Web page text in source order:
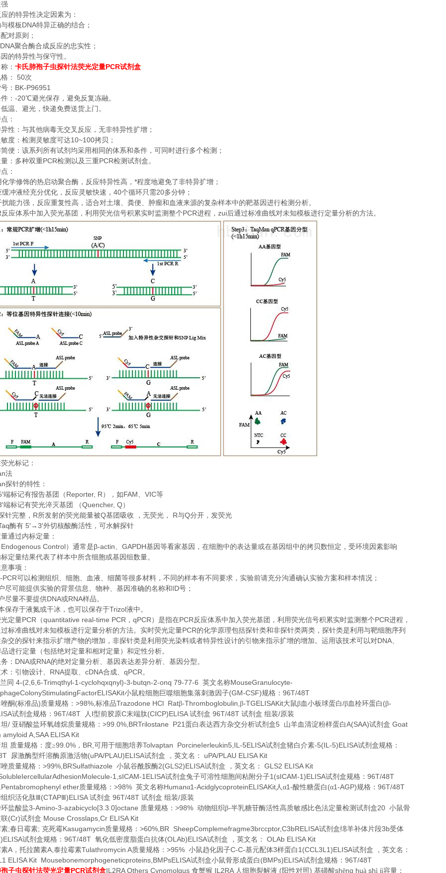
应的特异性决定因素为：
模板 DNA特异正确的结合；
对原则；
聚合酶合成反应的忠实性；
的特异性与保守性。
： 卡氏肺孢子虫探针法荧光定量PCR试剂盒
：
50次
： BK-P96951
： -20℃避光保存，避免反复冻融。
温、避光，快递免费送货上门。
：
性：与其他病毒无交叉反应，无非特异性扩增；
度：检测灵敏度可达10~100拷贝；
便：该系列所有试剂均采用相同的体系和条件，可同时进行多个检测；
：多种双重PCR检测以及三重PCR检测试剂盒。
：
化学修饰的热启动聚合酶，反应特异性高， *程度地避免了非特异扩增；
缓冲液经充分优化，反应灵敏快速， 40个循环只需20多分钟；
扰能力强，反应重复性高，适合对土壤、粪便、肿瘤和血液来源的复杂样本中的靶基因进行检测分析。
反应体系中加入荧光基团，利用荧光信号积累实时监测整个PCR进程， zui后通过标准曲线对未知模板进行定量分析的方法。
光标记：
法
探针的特性：
端标记有报告基团（ Reporter, R ），如FAM、 VIC等
端标记有荧光淬灭基团 （Quencher, Q）
针完整， R所发射的荧光能量被Q基团吸收 ，无荧光， R与Q分开，发荧光
酶有 5′→3′外切核酸酶活性，可水解探针
通过内标定量：
Endogenous Control）通常是β-actin、 GAPDH基因等看家基因，在细胞中的表达量或在基因组中的拷贝数恒定，受环境因素影响
定量结果代表了样本中所含细胞或基因组数量。
事项：
PCR可以检测组织、细胞、血液、细菌等很多材料，不同的样本有不同要求，实验前请充分沟通确认实验方案和样本情况；
尽可能提供实验的背景信息、物种、基因准确的名称和 ID号；
尽量不要提供DNA或RNA样品。
保存于液氮或干冰，也可以保存于Trizol液中。
定量PCR （quantitative real-time PCR ， qPCR ）是指在PCR反应体系中加入荧光基团，利用荧光信号积累实时监测整个PCR进程，
标准曲线对未知模板进行定量分析的方法。实时荧光定量PCR的化学原理包括探针类和非探针类两类，探针类是利用与靶细胞序列
交的探针来指示扩增产物的增加，非探针类是利用荧光染料或者特异性设计的引物来指示扩增的增加。运用该技术可以对DNA、
品进行定量（包括绝对定量和相对定量）和定性分析。
： DNA或RNA的绝对定量分析、基因表达差异分析、基因分型。
：引物设计、 RNA提取、 cDNA合成、 qPCR。
同 4-(2,6,6-Trimqthyl-1-cyclohqxqnyl)-3-butqn-2-onq 79-77-6 英文名称MouseGranulocyte-
小鼠粒细胞巨噬细胞集落刺激因子(GM-CSF)规格： 96T/48T
酮 (标准品)质量规格： >98%, 标准品Trazodone HCl Ratβ-Thromboglobulin, β-TGELISAKit大鼠β血小板球蛋白/β血栓环蛋白 (β-
试剂盒规格： 96T/48T 人Ⅰ型前胶原C末端肽(C CP)ELISA 试剂盒 96T/48T 试剂盒 组装/原装
/ 亚硝酸盐环氧雄烷质量规格： >99.0%,BRTrilostane P21 蛋白表达西方杂交分析试剂盒5 山羊血清淀粉样蛋白A(SAA)试剂盒 Goat
amyloid A,SAA ELISA Kit
质量规格：度≥99.0% ， BR, 可用于细胞培养Tolvaptan PorcineIerleukin5,IL-5ELISA试剂盒猪白介素-5(IL-5)ELISA试剂盒规格：
尿激酶型纤溶酶原激活物(uPA/PLAU)ELISA试剂盒 ，英文名： uPA/PLAU ELISA Kit
质量规格： >99%,BRSulfathiazole 小鼠谷酰胺酶2(GLS2)ELISA试剂盒 ，英文名：
GLS2 ELISA Kit
1,sICAM-1ELISA试剂盒兔子可溶性细胞间粘附分子1(sICAM-1)ELISA试剂盒规格： 96T/48T
Pentabromophenyl ether质量规格： >98% 英文名称Humanα1-AcidglycoproteinELISAKit人α1-酸性糖蛋白 (α1-AGP)规格： 96T/48T
织活化肽Ⅲ (CTAP )ELISA 试剂盒 96T/48T 试剂盒 组装/原装
盐酸盐3-Amino-3-azabicyclo[3.3.0]octane 质量规格： >98% 动物组织β-半乳糖苷酶活性高质敏感比色法定量检测试剂盒20 小鼠骨
(Cr)试剂盒 Mouse Crosslaps,Cr ELISA Kit
;春日霉素; 克死霉Kasugamycin质量规格： >60%,BR SheepComplemefragme3brccptor,C3bRELISA试剂盒绵羊补体片段3b受体
试剂盒规格： 96T/48T 氧化低密度脂蛋白抗体(OLAb)ELISA试剂盒 ，英文名： OLAb ELISA Kit
A ，托拉菌素A, 泰拉霉素Tulathromycin A质量规格： >95% 小鼠趋化因子C-C-基元配体3样蛋白 1(CCL3L1)ELISA试剂盒 ，英文名：
ELISA Kit Mousebonemorphogeneticproteins,BMPsELISA试剂盒小鼠骨形成蛋白 (BMPs)ELISA试剂盒规格： 96T/48T
子虫探针法荧光定量PCR试剂盒IL2RA Others Cynomolgus 食蟹猴 IL2RA 人细胞裂解液 (阳性对照) 基磺酸shēng huà shì jì容量：